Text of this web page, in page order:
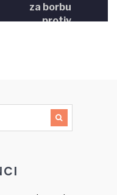
za borbu
protiv
na
vjernike u